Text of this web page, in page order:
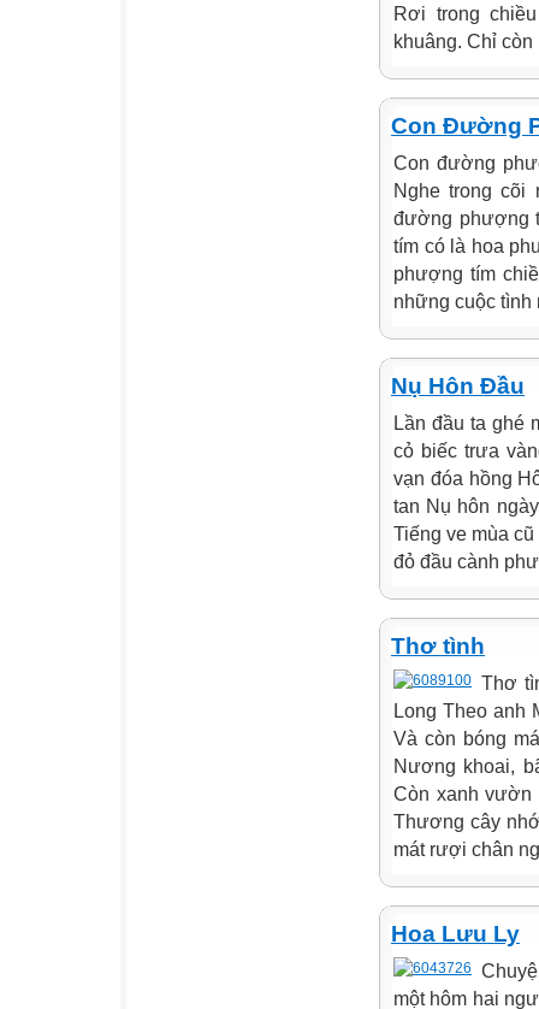
Rơi trong
khuâng. Chỉ
Con Đường
Con đường
Nghe trong
đường phượng
tím có là hoa
phượng tím
những cuộc tình
Nụ Hôn Đầu
Lần đầu ta ghé
cỏ biếc trưa
vạn đóa hồng
tan Nụ hôn
Tiếng ve mùa
đỏ đầu cành
Thơ tình
Thơ
Long Theo anh
Và còn bóng
Nương khoai,
Còn xanh vườn
Thương cây
mát rượi chân
Hoa Lưu Ly
một hôm hai